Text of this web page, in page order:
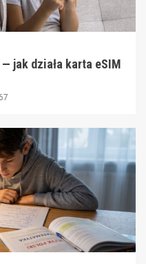
jak działa karta eSIM